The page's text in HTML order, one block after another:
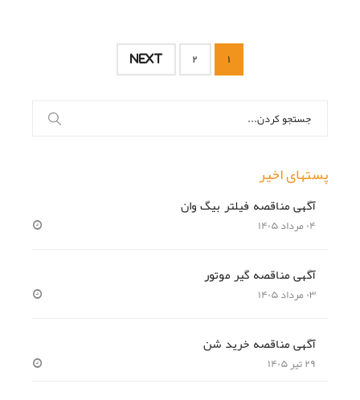
۱ ۲ NEXT
برای:
پستهای اخیر
آگهی مناقصه فیلتر بیگ وان
۰۴ مرداد ۱۴۰۵
آگهی مناقصه گیر موتور
۰۳ مرداد ۱۴۰۵
آگهی مناقصه خرید شن
۲۹ تیر ۱۴۰۵